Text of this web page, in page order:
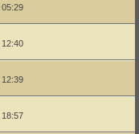
12:40
12:39
18:57